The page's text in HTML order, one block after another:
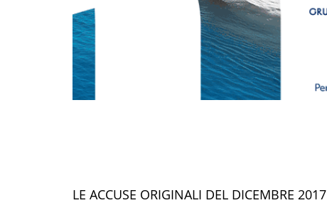
LE ACCUSE ORIGINALI DEL DICEMBRE 2017